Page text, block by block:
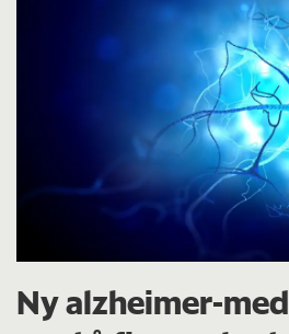
Ny alzheimer-